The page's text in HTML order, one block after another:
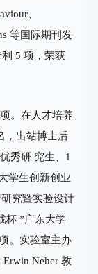
等国际期刊发
5 项，荣获
。在人才培养
，出站博士后
秀研 究生、1
学生创新创业
究暨实验设计
杯 ”广东大学
。实验室主办
Neher 教